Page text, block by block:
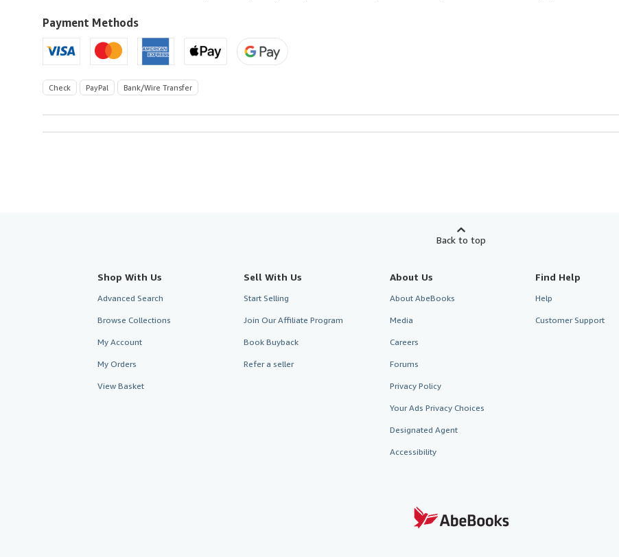
U.S.A.
Payment Methods
Check PayPal Bank/Wire Transfer
Back to top
Shop With Us
Advanced Search
Browse Collections
My Account
My Orders
View Basket
Sell With Us
Start Selling
Join Our Affiliate Program
Book Buyback
Refer a seller
About Us
About AbeBooks
Media
Careers
Forums
Privacy Policy
Your Ads Privacy Choices
Designated Agent
Accessibility
Find Help
Help
Customer Support